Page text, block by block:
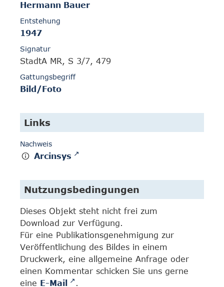
Hermann Bauer
Entstehung
1947
Signatur
StadtA MR, S 3/7, 479
Gattungsbegriff
Bild/Foto
Links
Nachweis
Arcinsys
Nutzungsbedingungen
Dieses Objekt steht nicht frei zum
Download zur Verfügung.
Für eine Publikationsgenehmigung zur
Veröffentlichung des Bildes in einem
Druckwerk, eine allgemeine Anfrage oder
einen Kommentar schicken Sie uns gerne
eine E-Mail
.